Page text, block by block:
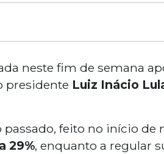
neste fim de semana
presidente Luiz Inácio
feito no início de
29%, enquanto a regular